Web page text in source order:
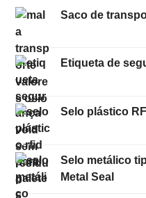
Saco de
Etiqueta de
Selo plástico
Selo metálico
Metal Seal